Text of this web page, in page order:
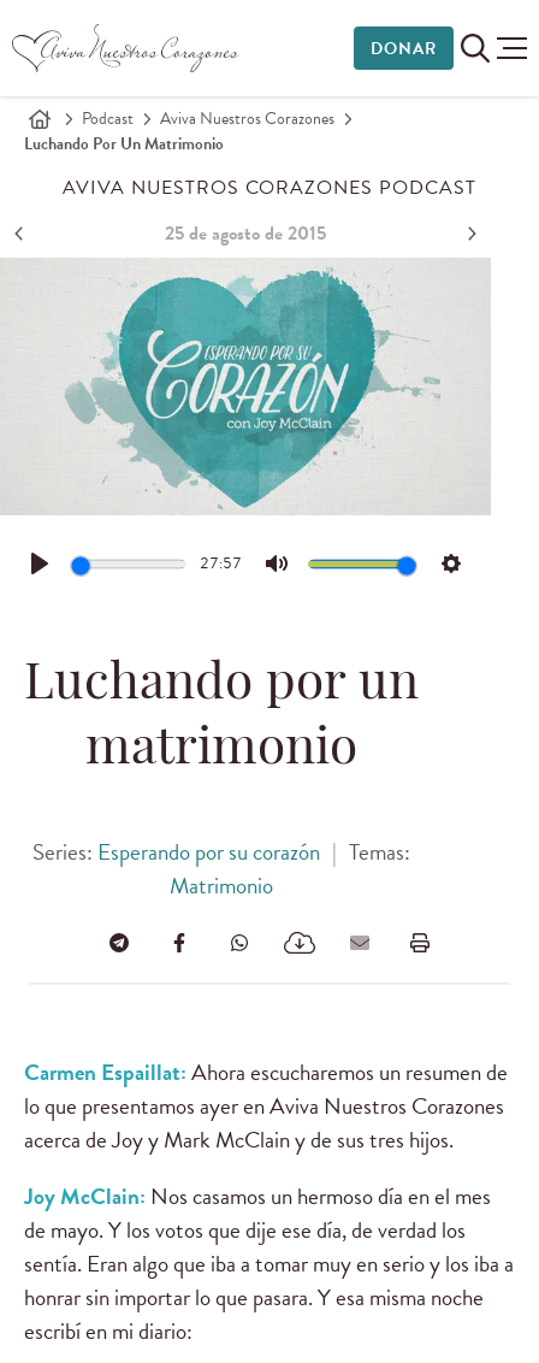
DONAR
Podcast
Aviva Nuestros Corazones
Luchando Por Un Matrimonio
AVIVA NUESTROS CORAZONES PODCAST
25 de agosto de 2015
Play
27:57
Mute Settings
Luchando por un
matrimonio
Series: Esperando por su corazón | Temas:
Matrimonio
Carmen Espaillat:Ahora escucharemos un resumen de
lo que presentamos ayer en Aviva Nuestros Corazones
acerca de Joy y Mark McClain y de sus tres hijos.
Joy McClain: Nos casamos un hermoso día en el mes
de mayo. Y los votos que dije ese día, de verdad los
sentía. Eran algo que iba a tomar muy en serio y los iba a
honrar sin importar lo que pasara. Y esa misma noche
escribí en mi diario: